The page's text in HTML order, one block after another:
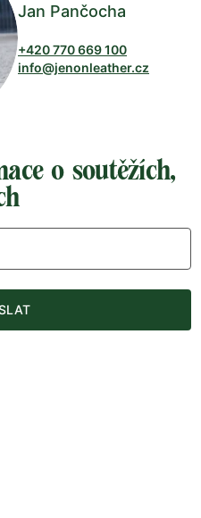
Jan Pančocha
+420 770 669 100
info@jenonleather.cz
o soutěžích,